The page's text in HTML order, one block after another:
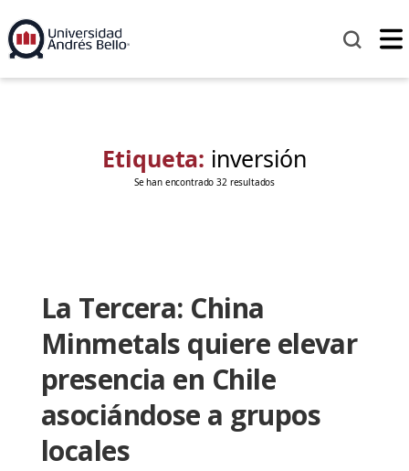
Etiqueta: inversión
Se han encontrado 32 resultados
La Tercera: China
Minmetals quiere elevar
presencia en Chile
asociándose a grupos
locales